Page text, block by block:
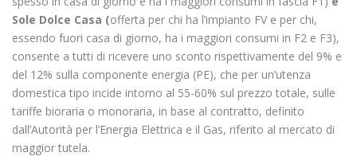
Sole Dolce Casa (offerta per chi ha l’impianto FV e per chi,
essendo fuori casa di giorno, ha i maggiori consumi in F2 e F3),
consente a tutti di ricevere uno sconto rispettivamente del 9% e
del 12% sulla componente energia (PE), che per un’utenza
domestica tipo incide intorno al 55-60% sul prezzo totale, sulle
tariffe bioraria o monoraria, in base al contratto, definito
dall’Autorità per l’Energia Elettrica e il Gas, riferito al mercato di
maggior tutela.